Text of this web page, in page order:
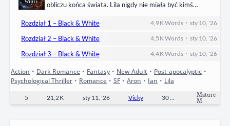
obliczu końca świata. Lila nigdy nie miała być kimś
zdolności i bezwzględność. Ona nie posiada żadnej mocy —
Została. I zwróciła na siebie uwagę tych, którzy nie
powinni jej dostrzec. Gdy świat…
Rozdział 1 – Black & White 4,9 KWords •sty 10, '26
Rozdział 2 – Black & White 4,5 KWords •sty 10, '26
Rozdział 3 – Black & White 4,4 KWords •sty 10, '26
Action • Dark Romance • Fantasy • New Adult • Post-apocalyptic •
Psychological Thriller • Romance • SF • Aron • Ian • Lila
5 21,2 K sty 11, '26 Vicky 30 Completed
Mature
M